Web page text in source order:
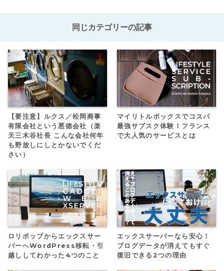
同じカテゴリーの記事
【要注意】ルクス／松岡商事
有限会社という悪徳会社（楽
天三木谷社長 こんな会社何年
も野放しにしとかないでくだ
さい）
マイリトルボックスでコスパ
最強サブスク体験！フランス
で大人気のサービスとは
ロリポップからエックスサー
バーへWordPress移転・引
越ししてわかった4つのこと
エックスサーバーなら安心！
ブログデータが消えてもすぐ
復旧できる2つの理由